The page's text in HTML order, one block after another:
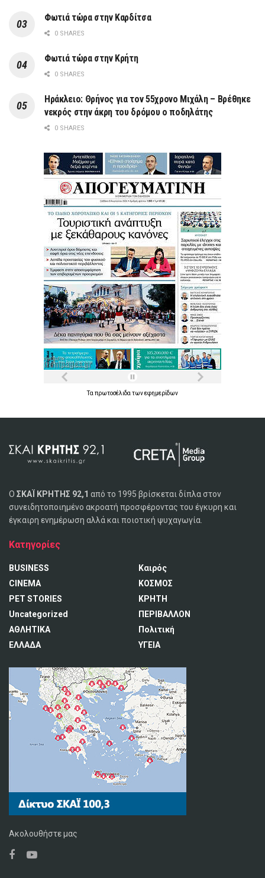
Φωτιά τώρα στην Καρδίτσα
0 SHARES
Φωτιά τώρα στην Κρήτη
0 SHARES
Ηράκλειο: Θρήνος για τον 55χρονο Μιχάλη – Βρέθηκε
νεκρός στην άκρη του δρόμου ο ποδηλάτης
0 SHARES
Τα πρωτοσέλιδα τωνεφημερίδων
Ο ΣΚΑΪ ΚΡΗΤΗΣ 92,1 από το 1995 βρίσκεται δίπλα στον
συνειδητοποιημένο ακροατή προσφέροντας του έγκυρη και
έγκαιρη ενημέρωση αλλά και ποιοτική ψυχαγωγία.
Κατηγορίες
BUSINESS
CINEMA
PET STORIES
Uncategorized
ΑΘΛΗΤΙΚΑ
ΕΛΛΑΔΑ
Καιρός
ΚΟΣΜΟΣ
ΚΡΗΤΗ
ΠΕΡΙΒΑΛΛΟΝ
Πολιτική
ΥΓΕΙΑ
Ακολουθήστε μας